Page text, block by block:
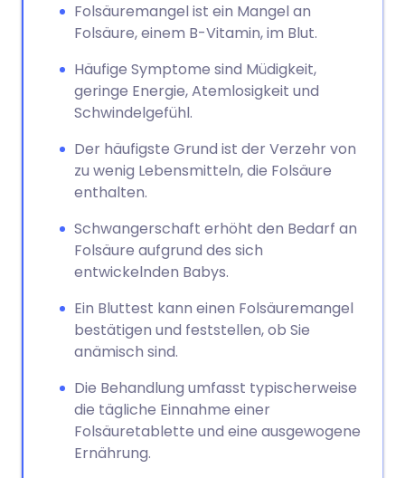
Folsäuremangel ist ein Mangel an
Folsäure, einem B-Vitamin, im Blut.
Häufige Symptome sind Müdigkeit,
geringe Energie, Atemlosigkeit und
Schwindelgefühl.
Der häufigste Grund ist der Verzehr von
zu wenig Lebensmitteln, die Folsäure
enthalten.
Schwangerschaft erhöht den Bedarf an
Folsäure aufgrund des sich
entwickelnden Babys.
Ein Bluttest kann einen Folsäuremangel
bestätigen und feststellen, ob Sie
anämisch sind.
Die Behandlung umfasst typischerweise
die tägliche Einnahme einer
Folsäuretablette und eine ausgewogene
Ernährung.